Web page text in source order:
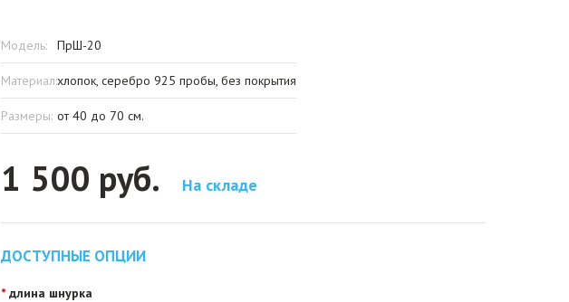
Модель: ПрШ-20
Материал:хлопок, серебро 925 пробы, без покрытия
Размеры: от 40 до 70 см.
1 500 руб. На складе
ДОСТУПНЫЕ ОПЦИИ
длина шнурка